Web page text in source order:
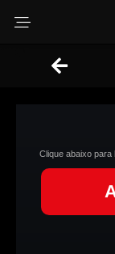
Clique abaixo para